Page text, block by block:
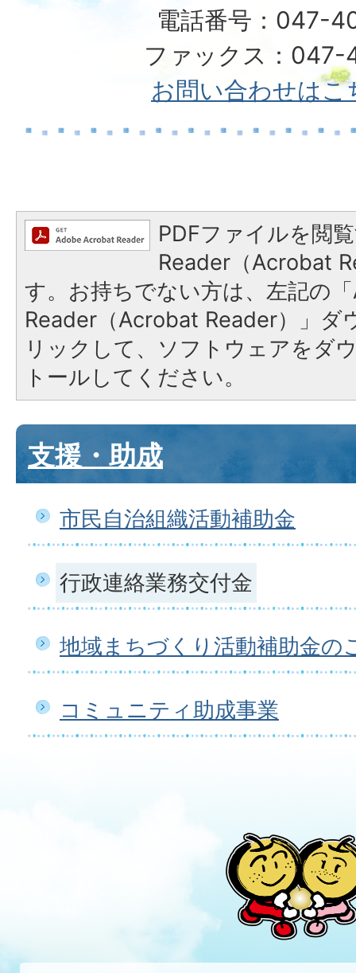
電話番号：047-
ファックス：047-
お問い合わせはこ
PDFファイルを閲
Reader（Acrobat
す。お持ちでない方は、左記の
Reader（Acrobat Reader）」ダ
リックして、ソフトウェアをダ
トールしてください。
支援・助成
市民自治組織活動補助金
行政連絡業務交付金
地域まちづくり活動補助金の
コミュニティ助成事業